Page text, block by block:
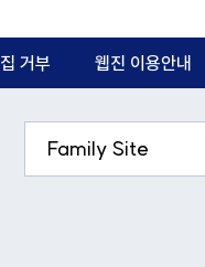
거부 웹진 이용안내
Family Site